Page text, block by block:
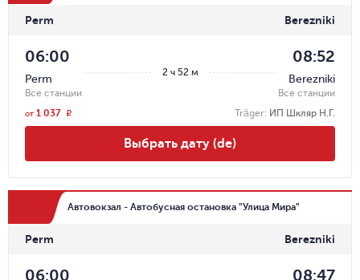
Perm Berezniki
2 ч 52 м
06:00
Perm
Все станции
08:52
Berezniki
Все станции
Träger: ИП Шкляр Н.Г.
от 1 037 r
Выбрать дату (de)
Автовокзал - Автобусная остановка "Улица Мира"
Perm Berezniki
06:00 08:47